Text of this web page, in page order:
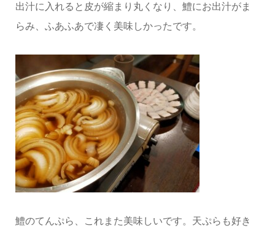
出汁に入れると皮が縮まり丸くなり、鱧にお出汁がま
らみ、ふあふあで凄く美味しかったです。
鱧のてんぷら、これまた美味しいです。天ぷらも好き